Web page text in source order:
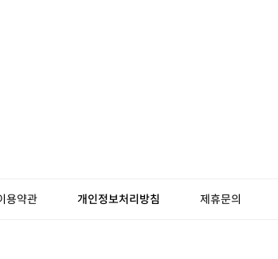
용약관 개인정보처리방침 제휴문의